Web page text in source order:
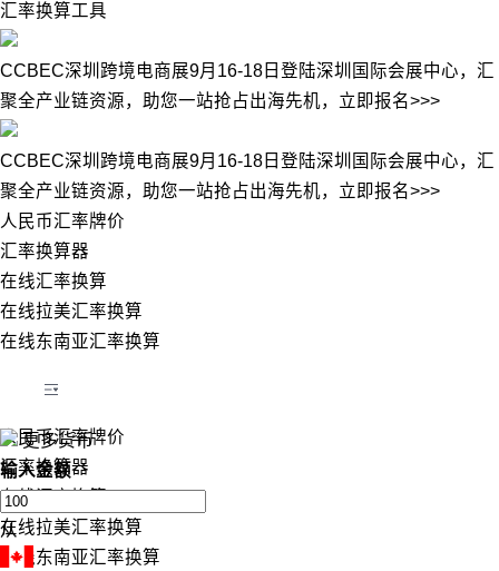
汇率换算工具
CCBEC深圳跨境电商展9月16-18日登陆深圳国际会展中心，汇
聚全产业链资源，助您一站抢占出海先机，立即报名>>>
CCBEC深圳跨境电商展9月16-18日登陆深圳国际会展中心，汇
聚全产业链资源，助您一站抢占出海先机，立即报名>>>
人民币汇率牌价
汇率换算器
在线汇率换算
在线拉美汇率换算
在线东南亚汇率换算
人民币汇率牌价
汇率换算器
在线汇率换算
在线拉美汇率换算
在线东南亚汇率换算
更多货币
输入金额
从